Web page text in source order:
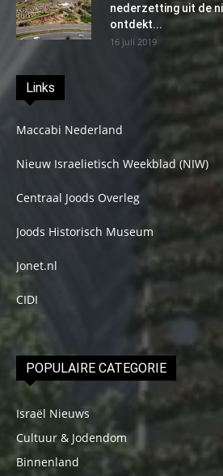
nederzetting uit de
ontdekt...
16 juli 2019
Links
Maccabi Nederland
Nieuw Israelietisch Weekblad (NIW)
Centraal Joods Overleg
Joods Historisch Museum
Jonet.nl
CIDI
POPULAIRE CATEGORIE
Israël Nieuws
Cultuur & Jodendom
Binnenland